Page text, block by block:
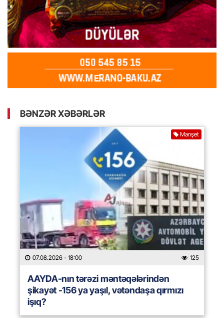
BƏNZƏR XƏBƏRLƏR
Manşet
07.08.2026 - 18:00 125
AAYDA-nın tərəzi məntəqələrindən
şikayət -156 ya yaşıl, vətəndaşa qırmızı
işıq?